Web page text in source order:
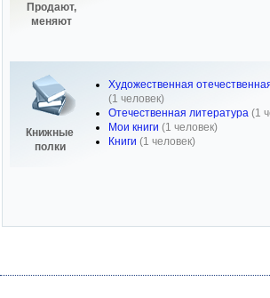
Продают,
меняют
Книжные
полки
Художественная
(1 человек)
Отечественная литература (1
Мои книги (1 человек)
Книги (1 человек)